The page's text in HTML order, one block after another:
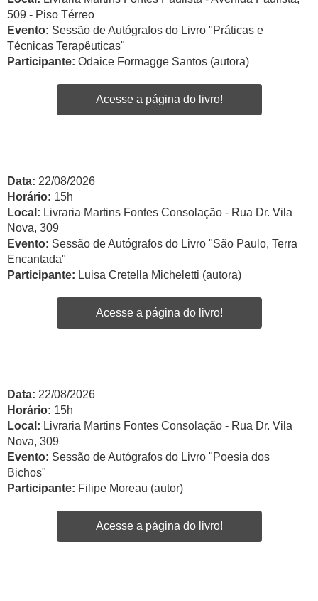
509 - Piso Térreo
Evento: Sessão de Autógrafos do Livro "Práticas e
Técnicas Terapêuticas"
Participante: Odaice Formagge Santos (autora)
Acesse a página do livro!
Data: 22/08/2026
Horário: 15h
Local: Livraria Martins Fontes Consolação - Rua Dr. Vila
Nova, 309
Evento: Sessão de Autógrafos do Livro "São Paulo, Terra
Encantada"
Participante: Luisa Cretella Micheletti (autora)
Acesse a página do livro!
Data: 22/08/2026
Horário: 15h
Local: Livraria Martins Fontes Consolação - Rua Dr. Vila
Nova, 309
Evento: Sessão de Autógrafos do Livro "Poesia dos
Bichos"
Participante: Filipe Moreau (autor)
Acesse a página do livro!